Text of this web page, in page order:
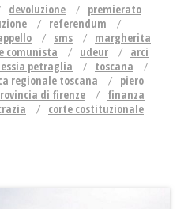
devoluzione
premierato
referendum
sms
margherita
comunista
udeur
arci
petraglia
toscana
regionale toscana
piero
di firenze
finanza
corte costituzionale